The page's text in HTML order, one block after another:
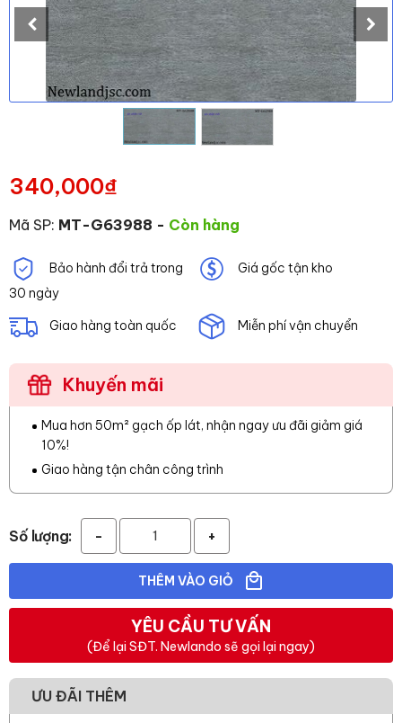
340,000₫
Mã SP: MT-G63988 - Còn hàng
Bảo hành đổi trả trong
30 ngày
Giá gốc tận kho
Giao hàng toàn quốc Miễn phí vận chuyển
Khuyến mãi
Mua hơn 50m² gạch ốp lát, nhận ngay ưu đãi giảm giá
10%!
Giao hàng tận chân công trình
Số lượng: - +
THÊM VÀO GIỎ
YÊU CẦU TƯ VẤN
(Để lại SĐT. Newlando sẽ gọi lại ngay)
ƯU ĐÃI THÊM